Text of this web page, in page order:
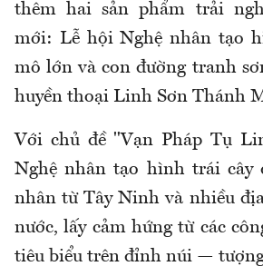
thêm hai sản phẩm trải
mới: Lễ hội Nghệ nhân tạo
mô lớn và con đường tranh
huyền thoại Linh Sơn Thánh
Với chủ đề "Vạn Pháp Tụ
Nghệ nhân tạo hình trái cây
nhân từ Tây Ninh và nhiều
nước, lấy cảm hứng từ các
tiêu biểu trên đỉnh núi — tượng